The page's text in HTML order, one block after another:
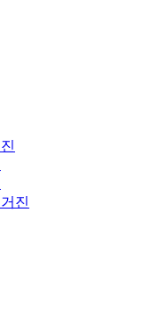
진